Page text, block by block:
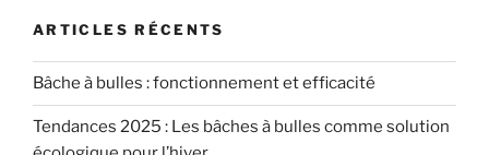
ARTICLES RÉCENTS
Bâche à bulles : fonctionnement et efficacité
Tendances 2025 : Les bâches à bulles comme solution